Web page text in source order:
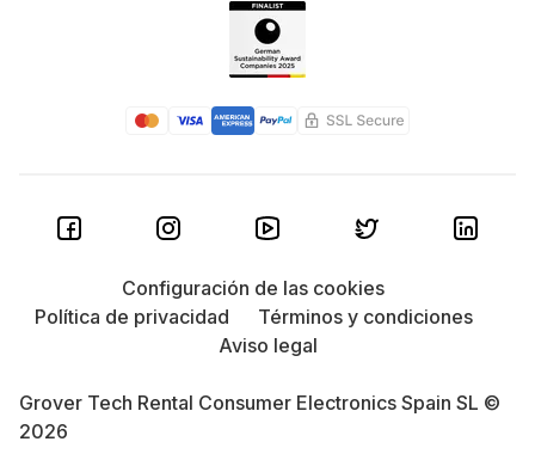
Grover Tech Rental Consumer Electronics Spain SL ©
2026
Configuración de las cookies
Política de privacidad
Términos y condiciones
Aviso legal